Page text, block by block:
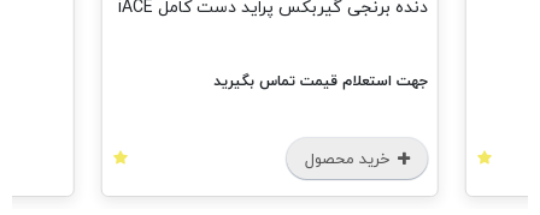
دنده برنجی گیربکس پراید دست کامل iACE
جهت استعلام قیمت تماس بگیرید
خرید محصول